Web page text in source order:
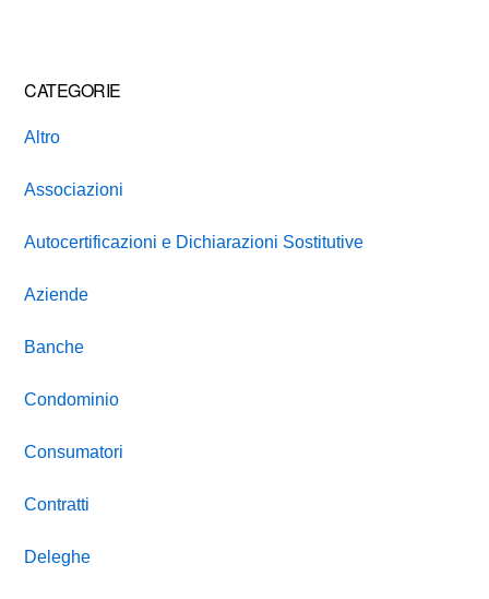
CATEGORIE
Altro
Associazioni
Autocertificazioni e Dichiarazioni Sostitutive
Aziende
Banche
Condominio
Consumatori
Contratti
Deleghe